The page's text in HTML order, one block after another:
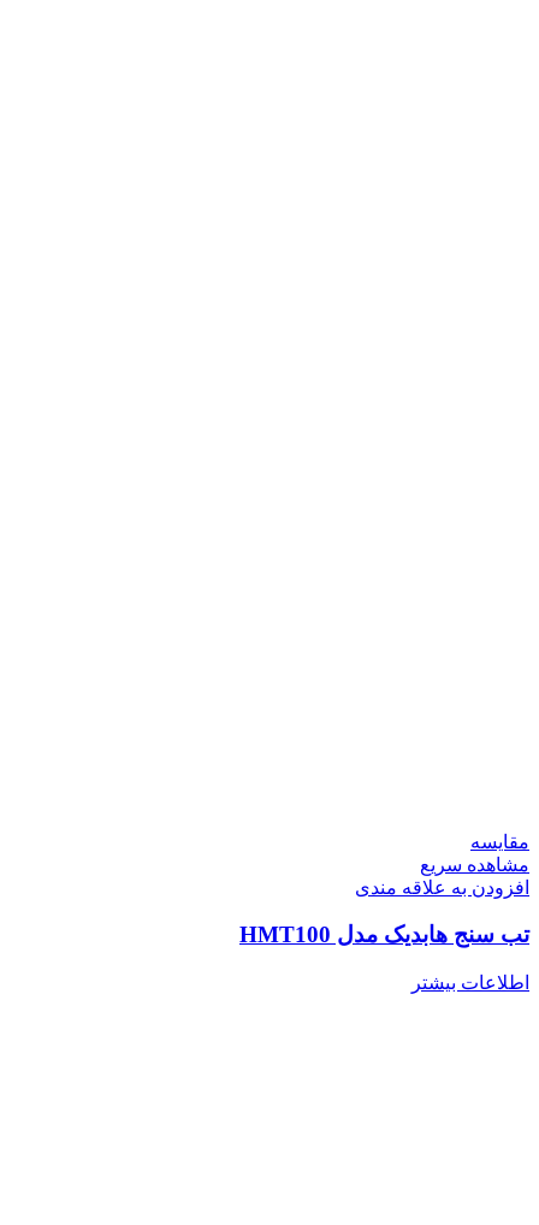
مقایسه
مشاهده سریع
افزودن به علاقه مندی
تب سنج هابدیک مدل HMT100
اطلاعات بیشتر